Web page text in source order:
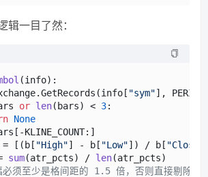
一目了然：
(info):
"sym"],
or len(bars) < 3:
None
KLINE_COUNT:]
[(b[
"High"] - b[ "Low"]) / b[ "Close"
sum(atr_pcts) / len(atr_pcts)
须至少是格间距的 1.5 倍，否则直接剔除